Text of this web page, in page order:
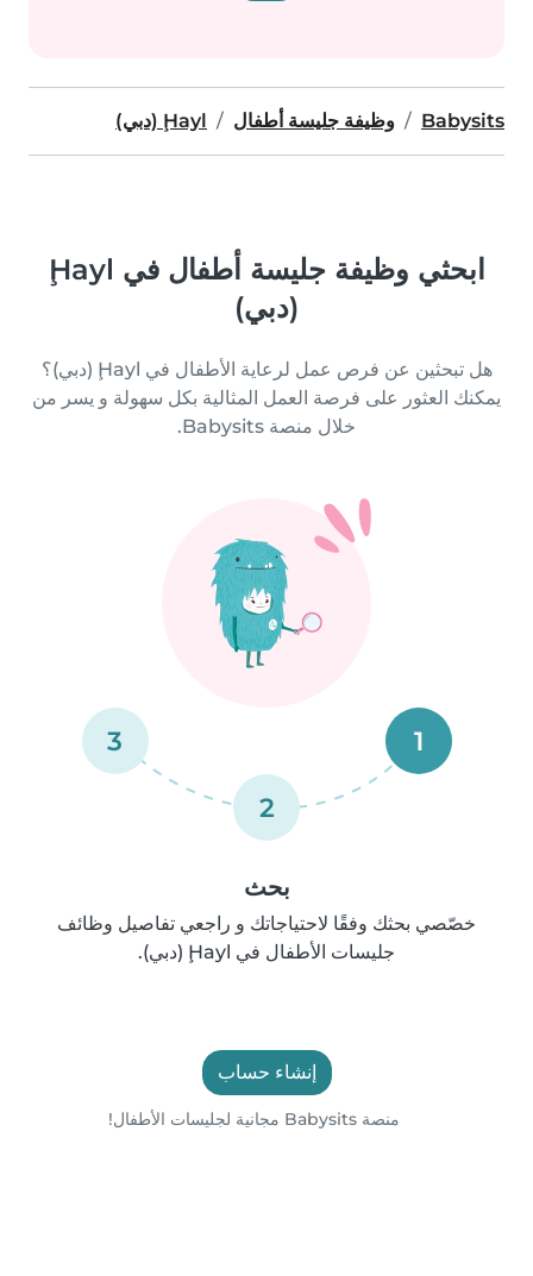
Babysits وظيفة جليسة أطفال Ḩayl (دبي)
ابحثي وظيفة جليسة أطفال في Ḩayl
(دبي)
هل تبحثين عن فرص عمل لرعاية الأطفال في Ḩayl (دبي)؟
يمكنك العثور على فرصة العمل المثالية بكل سهولة و يسر من
خلال منصة Babysits.
1
2
3
بحث
خصّصي بحثك وفقًا لاحتياجاتك و راجعي تفاصيل وظائف
جليسات الأطفال في Ḩayl (دبي).
إنشاء حساب
منصة Babysits مجانية لجليسات الأطفال!